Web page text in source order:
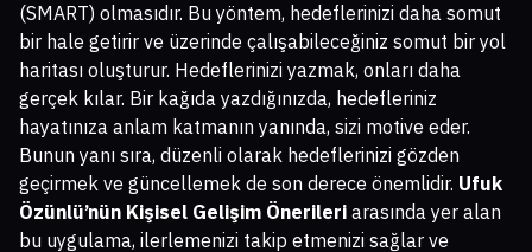
(SMART) olmasıdır. Bu yöntem, hedeflerinizi daha somut
bir hale getirir ve üzerinde çalışabileceğiniz somut bir yol
haritası oluşturur. Hedeflerinizi yazmak, onları daha
gerçek kılar. Bir kağıda yazdığınızda, hedefleriniz
hayatınıza anlam katmanın yanında, sizi motive eder.
Bunun yanı sıra, düzenli olarak hedeflerinizi gözden
geçirmek ve güncellemek de son derece önemlidir. Ufuk
Özünlü’nün Kişisel Gelişim Önerileri arasında yer alan
bu uygulama, ilerlemenizi takip etmenizi sağlar ve